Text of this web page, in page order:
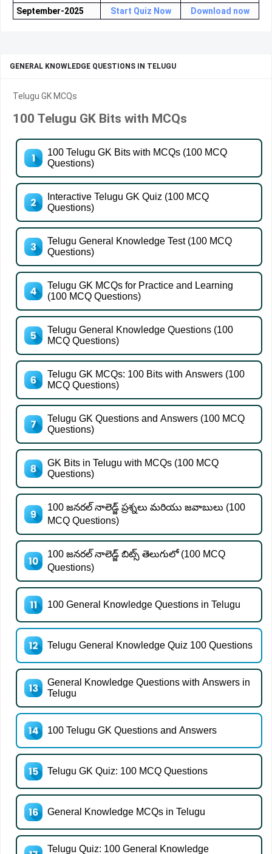
September-2025
Start Quiz Now Download now
GENERAL KNOWLEDGE QUESTIONS IN TELUGU
Telugu GK MCQs
100 Telugu GK Bits with MCQs
100 Telugu GK Bits with MCQs (100 MCQ
Questions)
Interactive Telugu GK Quiz (100 MCQ
Questions)
Telugu General Knowledge Test (100 MCQ
Questions)
Telugu GK MCQs for Practice and Learning
(100 MCQ Questions)
Telugu General Knowledge Questions (100
MCQ Questions)
Telugu GK MCQs: 100 Bits with Answers (100
MCQ Questions)
Telugu GK Questions and Answers (100 MCQ
Questions)
GK Bits in Telugu with MCQs (100 MCQ
Questions)
100 జనరల్ నాలెడ్జ్ ప్రశ్నలు మరియు జవాబులు (100
MCQ Questions)
100 జనరల్ నాలెడ్జ్ బిట్స్ తెలుగులో (100 MCQ
Questions)
100 General Knowledge Questions in Telugu
Telugu General Knowledge Quiz 100 Questions
General Knowledge Questions with Answers in
Telugu
100 Telugu GK Questions and Answers
Telugu GK Quiz: 100 MCQ Questions
General Knowledge MCQs in Telugu
Telugu Quiz: 100 General Knowledge